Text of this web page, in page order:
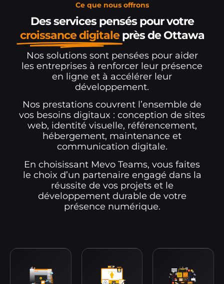
Ce que nous offrons
Des services pensés pour votre
croissance digitale près de Ottawa
Nos solutions sont pensées pour aider
les entreprises à renforcer leur présence
en ligne et à accélérer leur
développement.
Nos prestations couvrent l’ensemble de
vos besoins digitaux : conception de sites
web, identité visuelle, référencement,
hébergement, maintenance et
communication digitale.
En choisissant Mevo Teams, vous faites
le choix d’un partenaire engagé dans la
réussite de vos projets et le
développement durable de votre
présence numérique.